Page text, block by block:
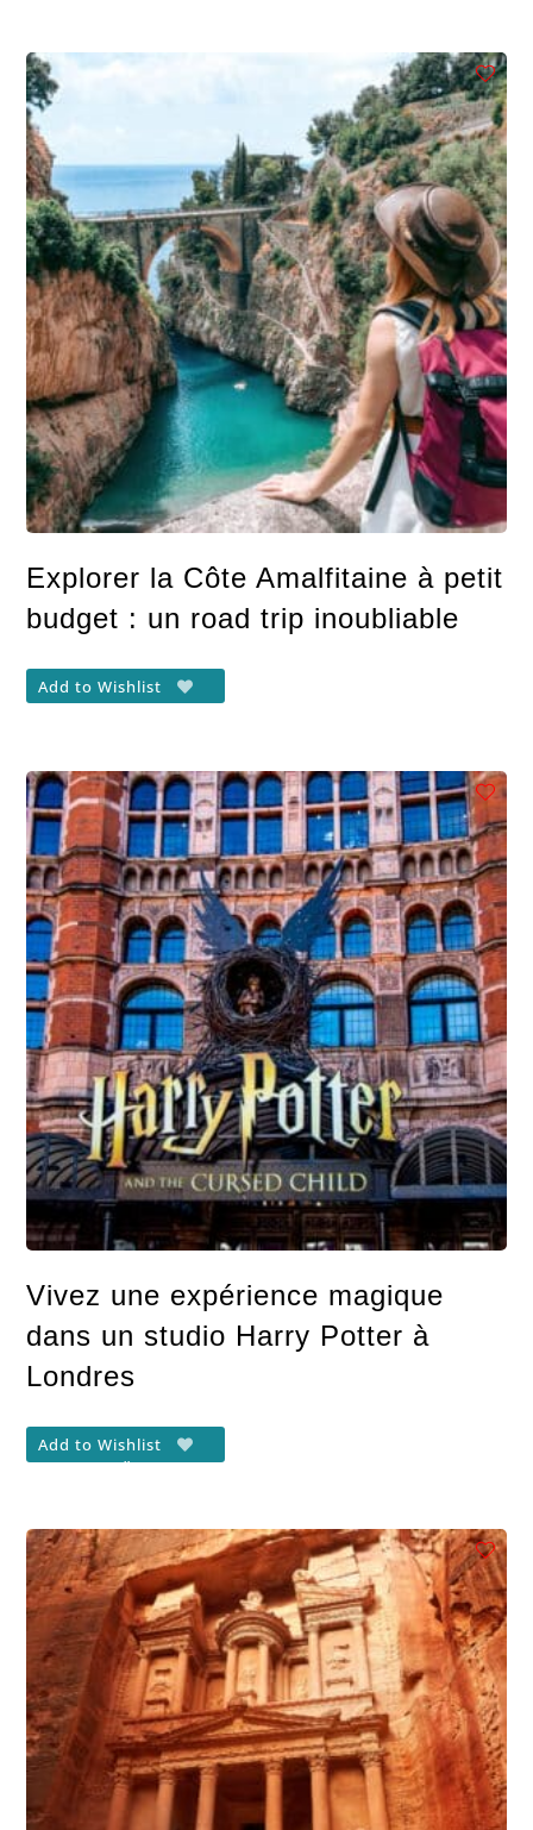
Explorer la Côte Amalfitaine à petit
budget : un road trip inoubliable
Add to Wishlist
Vivez une expérience magique
dans un studio Harry Potter à
Londres
Add to Wishlist